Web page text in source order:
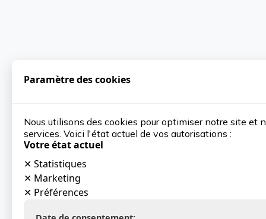
Paramètre des cookies
Nous utilisons des cookies pour optimiser notre site et
services. Voici l'état actuel de vos autorisations :
Votre état actuel
✕ Statistiques
✕ Marketing
✕ Préférences